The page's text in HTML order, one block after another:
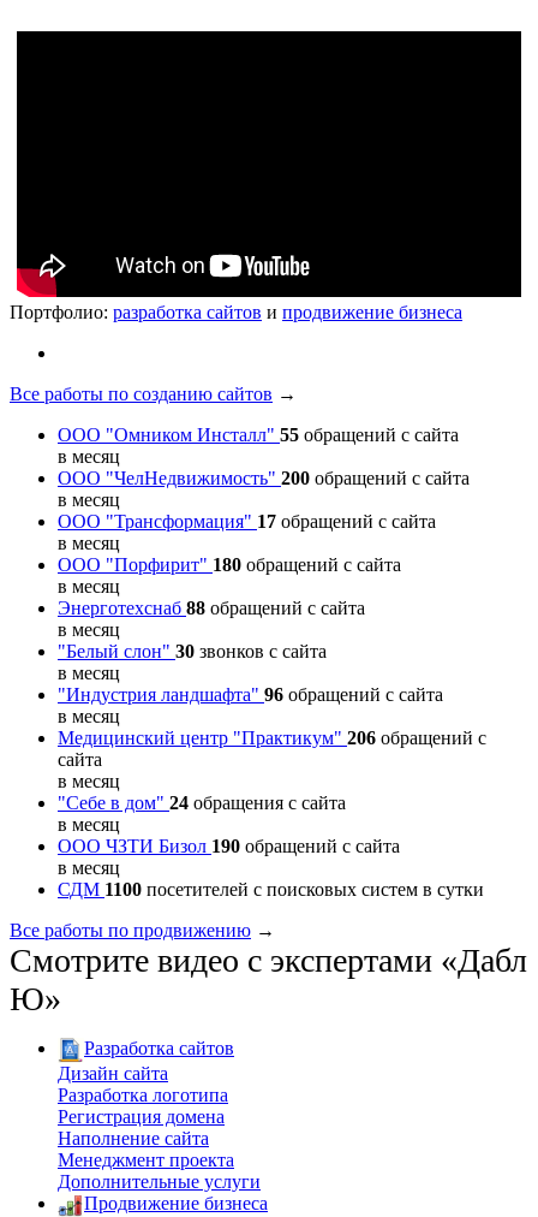
Портфолио: разработка сайтов и продвижение бизнеса
Все работы по созданию сайтов →
ООО "Омником Инсталл" 55 обращений с сайта
в месяц
ООО "ЧелНедвижимость" 200 обращений с сайта
в месяц
ООО "Трансформация" 17 обращений с сайта
в месяц
ООО "Порфирит" 180 обращений с сайта
в месяц
Энерготехснаб 88 обращений с сайта
в месяц
"Белый слон" 30 звонков с сайта
в месяц
"Индустрия ландшафта" 96 обращений с сайта
в месяц
Медицинский центр "Практикум" 206 обращений с
сайта
в месяц
"Себе в дом" 24 обращения с сайта
в месяц
ООО ЧЗТИ Бизол 190 обращений с сайта
в месяц
СДМ 1100 посетителей с поисковых систем в сутки
Все работы по продвижению →
Смотрите видео с экспертами «Дабл
Ю»
Разработка сайтов
Дизайн сайта
Разработка логотипа
Регистрация домена
Наполнение сайта
Менеджмент проекта
Дополнительные услуги
Продвижение бизнеса